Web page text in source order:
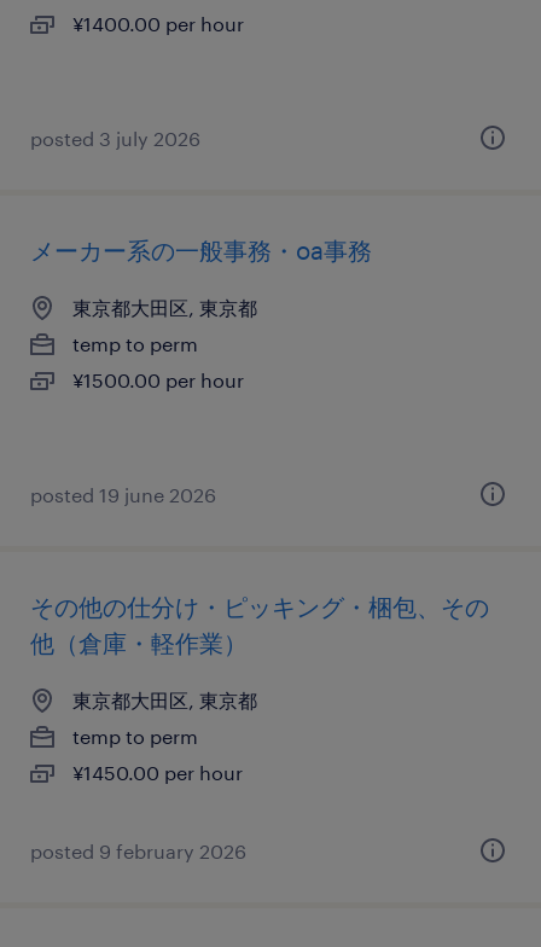
¥1400.00 per hour
posted 3 july 2026
メーカー系の一般事務・oa事務
東京都大田区, 東京都
temp to perm
¥1500.00 per hour
posted 19 june 2026
その他の仕分け・ピッキング・梱包、その
他（倉庫・軽作業）
東京都大田区, 東京都
temp to perm
¥1450.00 per hour
posted 9 february 2026